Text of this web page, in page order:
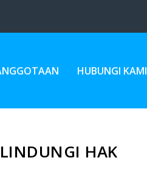
HUBUNGI KAMI
HAK